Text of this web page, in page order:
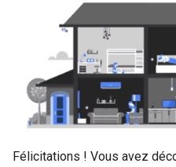
Félicitations ! Vous avez